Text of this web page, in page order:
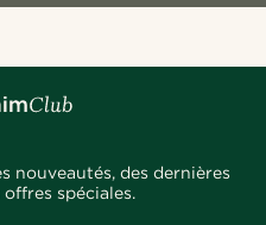
nouveautés, des dernières
spéciales.